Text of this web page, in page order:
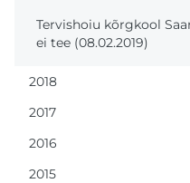
Tervishoiu kõrgkool
ei tee (08.02.2019)
2018
2017
2016
2015